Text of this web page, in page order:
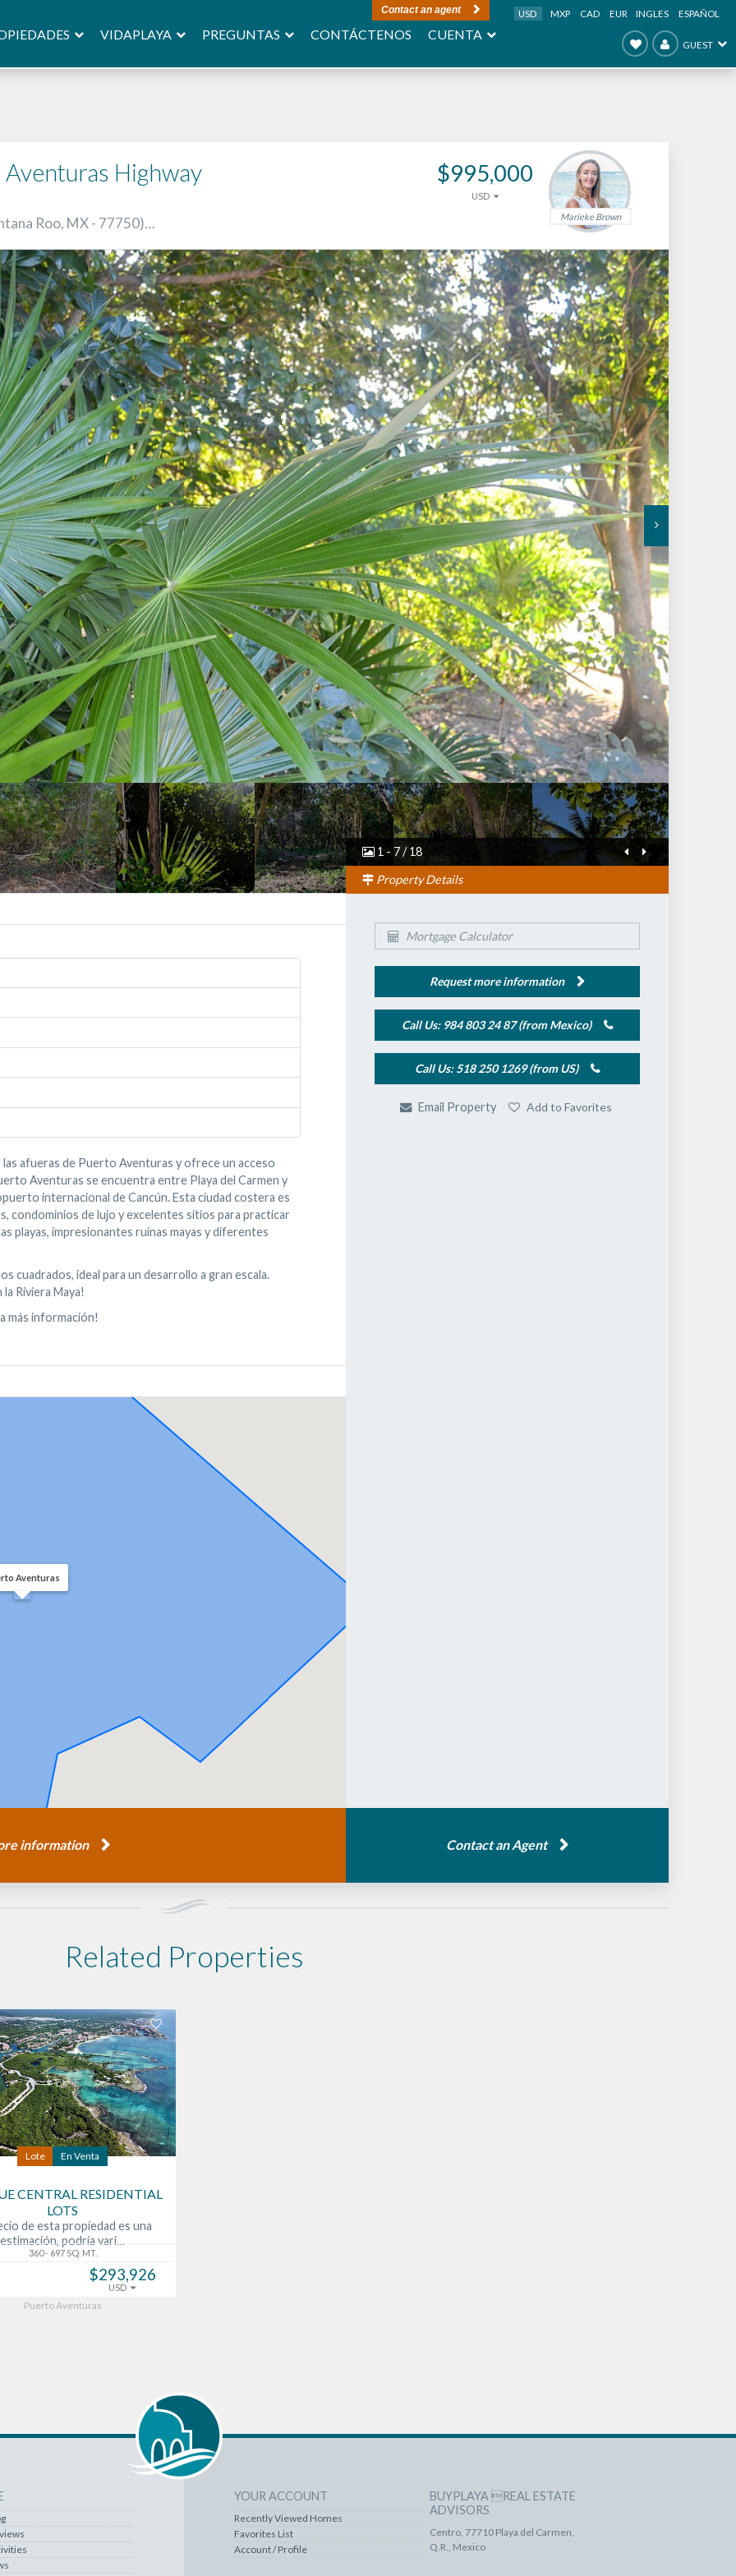
VIDAPLAYA PREGUNTAS CONTÁCTENOS CUENTA
USD MXP CAD EUR INGLES ESPAÑOL
Contact an agent
GUEST
Highway
Roo, MX - 77750)…
$995,000
USD
Marieke Brown
1 - 7/18
Property Details
afueras de Puerto Aventuras y ofrece un acceso
Aventuras se encuentra entre Playa del Carmen y
internacional de Cancún. Esta ciudad costera es
condominios de lujo y excelentes sitios para practicar
playas, impresionantes ruinas mayas y diferentes
cuadrados, ideal para un desarrollo a gran escala.
Riviera Maya!
más información!
Aventuras
information
Mortgage Calculator
Request more information
Call Us: 984 803 24 87 (from Mexico)
Call Us: 518 250 1269 (from US)
Email Property Add to Favorites
Contact an Agent
Related Properties
Lote En Venta
CENTRAL RESIDENTIAL
LOTS
de esta propiedad es una
estimación, podría vari…
360 - 697 SQ. MT.
$293,926
USD
Puerto Aventuras
YOUR ACCOUNT
Recently Viewed Homes
Favorites List
Account / Profile
BUYPLAYA REAL ESTATE
ADVISORS
Centro, 77710 Playa del Carmen,
Q.R., Mexico